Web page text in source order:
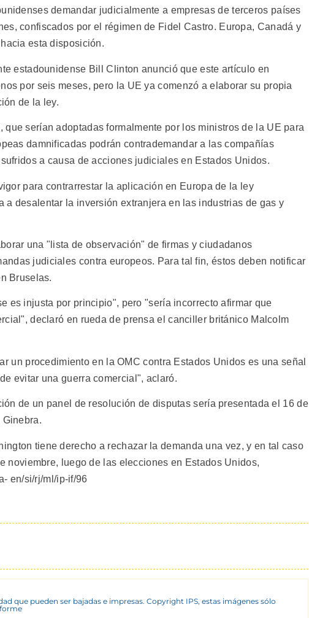
demandar judicialmente a empresas de terceros países
confiscados por el régimen de Fidel Castro. Europa, Canadá y
esta disposición.
estadounidense Bill Clinton anunció que este artículo en
por seis meses, pero la UE ya comenzó a elaborar su propia
de la ley.
que serían adoptadas formalmente por los ministros de la UE para
damnificadas podrán contrademandar a las compañías
a causa de acciones judiciales en Estados Unidos.
para contrarrestar la aplicación en Europa de la ley
a desalentar la inversión extranjera en las industrias de gas y
una "lista de observación" de firmas y ciudadanos
judiciales contra europeos. Para tal fin, éstos deben notificar
Bruselas.
es injusta por principio", pero "sería incorrecto afirmar que
declaró en rueda de prensa el canciller británico Malcolm
un procedimiento en la OMC contra Estados Unidos es una señal
evitar una guerra comercial", aclaró.
de un panel de resolución de disputas sería presentada el 16 de
Ginebra.
tiene derecho a rechazar la demanda una vez, y en tal caso
noviembre, luego de las elecciones en Estados Unidos,
en/si/rj/ml/ip-if/96
que pueden ser bajadas e impresas. Copyright IPS, estas imágenes sólo